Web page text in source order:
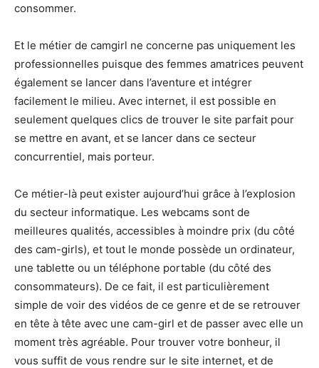
consommer.
Et le métier de camgirl ne concerne pas uniquement les
professionnelles puisque des femmes amatrices peuvent
également se lancer dans l’aventure et intégrer
facilement le milieu. Avec internet, il est possible en
seulement quelques clics de trouver le site parfait pour
se mettre en avant, et se lancer dans ce secteur
concurrentiel, mais porteur.
Ce métier-là peut exister aujourd’hui grâce à l’explosion
du secteur informatique. Les webcams sont de
meilleures qualités, accessibles à moindre prix (du côté
des cam-girls), et tout le monde possède un ordinateur,
une tablette ou un téléphone portable (du côté des
consommateurs). De ce fait, il est particulièrement
simple de voir des vidéos de ce genre et de se retrouver
en tête à tête avec une cam-girl et de passer avec elle un
moment très agréable. Pour trouver votre bonheur, il
vous suffit de vous rendre sur le site internet, et de